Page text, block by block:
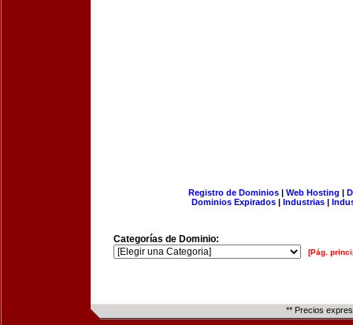
Registro de Dominios| Web Hosting |
Dominios Expirados | Industrias |
Categorías de Dominio:
[Pág.
** Precios